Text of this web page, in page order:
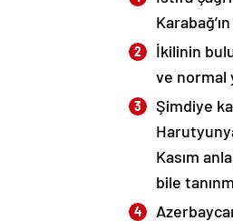
İkilinin
ve normal
Şimdiye
Kasım
bile